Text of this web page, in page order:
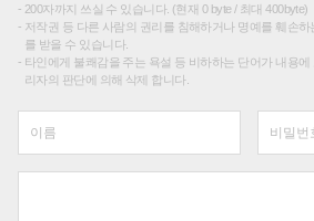
200자까지 쓰실 수 있습니다. (현재 0 byte / 최대 400byte)
저작권 등 다른 사람의 권리를 침해하거나 명예를 훼손
를 받을 수 있습니다.
타인에게 불쾌감을 주는 욕설 등 비하하는 단어가 내용
리자의 판단에 의해 삭제 합니다.